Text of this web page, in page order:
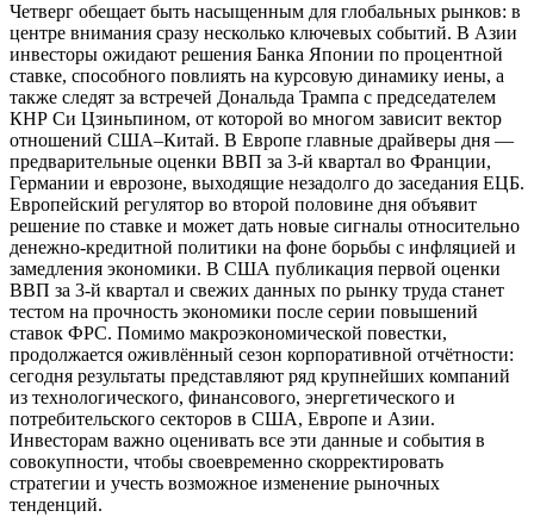
Четверг обещает быть насыщенным для глобальных рынков: в
центре внимания сразу несколько ключевых событий. В Азии
инвесторы ожидают решения Банка Японии по процентной
ставке, способного повлиять на курсовую динамику иены, а
также следят за встречей Дональда Трампа с председателем
КНР Си Цзиньпином, от которой во многом зависит вектор
отношений США–Китай. В Европе главные драйверы дня —
предварительные оценки ВВП за 3-й квартал во Франции,
Германии и еврозоне, выходящие незадолго до заседания ЕЦБ.
Европейский регулятор во второй половине дня объявит
решение по ставке и может дать новые сигналы относительно
денежно-кредитной политики на фоне борьбы с инфляцией и
замедления экономики. В США публикация первой оценки
ВВП за 3-й квартал и свежих данных по рынку труда станет
тестом на прочность экономики после серии повышений
ставок ФРС. Помимо макроэкономической повестки,
продолжается оживлённый сезон корпоративной отчётности:
сегодня результаты представляют ряд крупнейших компаний
из технологического, финансового, энергетического и
потребительского секторов в США, Европе и Азии.
Инвесторам важно оценивать все эти данные и события в
совокупности, чтобы своевременно скорректировать
стратегии и учесть возможное изменение рыночных
тенденций.